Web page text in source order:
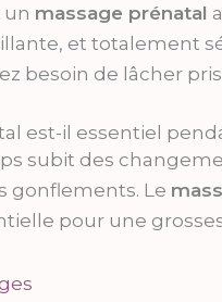
un massage prénatal
et totalement
besoin de lâcher
est-il essentiel
subit des
gonflements. Le
pour une